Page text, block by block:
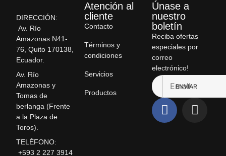
DIRECCIÓN:
Av. Río
Amazonas N41-
76, Quito 170138,
Ecuador.
Av. Río
Amazonas y
Tomas de
berlanga (Frente
a la Plaza de
Toros).
TELÉFONO:
+593 2 227 3914
Atención al
cliente
Contacto
Términos y
condiciones
Servicios
Productos
Únase a
nuestro
boletín
Reciba ofertas
especiales por
correo
electrónico!
ENVIAR